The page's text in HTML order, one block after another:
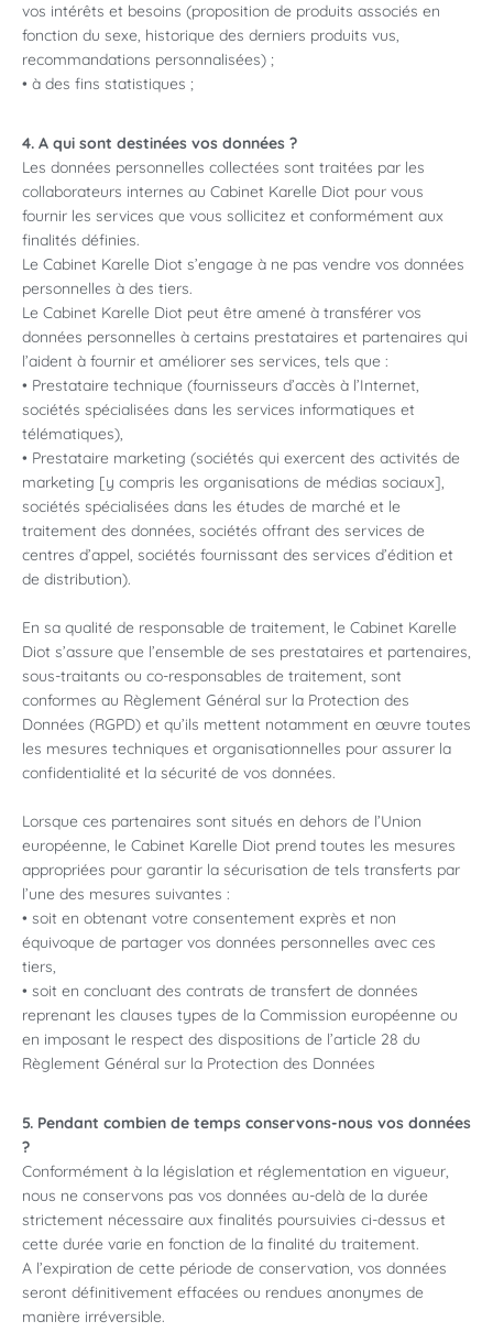
vos intérêts et besoins (proposition de produits associés en
fonction du sexe, historique des derniers produits vus,
recommandations personnalisées) ;
• à des fins statistiques ;
4. A qui sont destinées vos données ?
Les données personnelles collectées sont traitées par les
collaborateurs internes au Cabinet Karelle Diot pour vous
fournir les services que vous sollicitez et conformément aux
finalités définies.
Le Cabinet Karelle Diot s’engage à ne pas vendre vos données
personnelles à des tiers.
Le Cabinet Karelle Diot peut être amené à transférer vos
données personnelles à certains prestataires et partenaires qui
l’aident à fournir et améliorer ses services, tels que :
• Prestataire technique (fournisseurs d’accès à l’Internet,
sociétés spécialisées dans les services informatiques et
télématiques),
• Prestataire marketing (sociétés qui exercent des activités de
marketing [y compris les organisations de médias sociaux],
sociétés spécialisées dans les études de marché et le
traitement des données, sociétés offrant des services de
centres d’appel, sociétés fournissant des services d’édition et
de distribution).
En sa qualité de responsable de traitement, le Cabinet Karelle
Diot s’assure que l’ensemble de ses prestataires et partenaires,
sous-traitants ou co-responsables de traitement, sont
conformes au Règlement Général sur la Protection des
Données (RGPD) et qu’ils mettent notamment en œuvre toutes
les mesures techniques et organisationnelles pour assurer la
confidentialité et la sécurité de vos données.
Lorsque ces partenaires sont situés en dehors de l’Union
européenne, le Cabinet Karelle Diot prend toutes les mesures
appropriées pour garantir la sécurisation de tels transferts par
l’une des mesures suivantes :
• soit en obtenant votre consentement exprès et non
équivoque de partager vos données personnelles avec ces
tiers,
• soit en concluant des contrats de transfert de données
reprenant les clauses types de la Commission européenne ou
en imposant le respect des dispositions de l’article 28 du
Règlement Général sur la Protection des Données
5. Pendant combien de temps conservons-nous vos données
?
Conformément à la législation et réglementation en vigueur,
nous ne conservons pas vos données au-delà de la durée
strictement nécessaire aux finalités poursuivies ci-dessus et
cette durée varie en fonction de la finalité du traitement.
A l’expiration de cette période de conservation, vos données
seront définitivement effacées ou rendues anonymes de
manière irréversible.